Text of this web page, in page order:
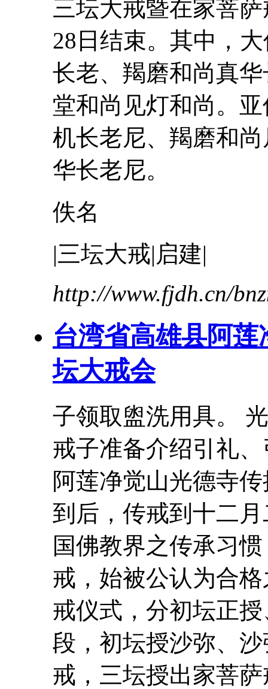
三坛大戒暨在家菩萨
28日结束。其中， 大
长老、羯磨和尚真
堂和尚见灯和尚。
机长老尼、羯磨和
华长老尼。
佚名
|三坛大戒|启建|
http://www.fjdh.cn/
台湾省高雄县阿
坛大戒会
子领取盥洗用具。
戒子准备介绍引礼
阿莲净觉山光德寺传
到后，传戒到十二
国佛教界之传承习
戒 ，始被公认为合
戒仪式，分初坛正
段，初坛授沙弥、
戒 ， 三坛授出家菩萨